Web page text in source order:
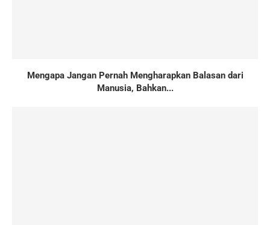
Mengapa Jangan Pernah Mengharapkan Balasan dari
Manusia, Bahkan...